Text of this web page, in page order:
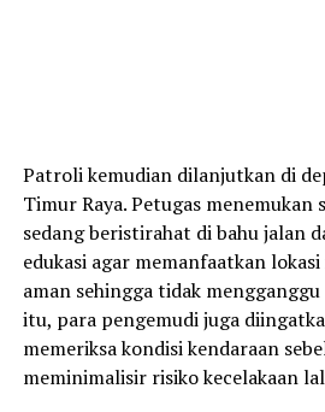
Patroli kemudian dilanjutkan di
Timur Raya. Petugas menemukan
sedang beristirahat di bahu jalan
edukasi agar memanfaatkan
aman sehingga tidak
itu, para pengemudi juga
memeriksa kondisi kendaraan
meminimalisir risiko kecelakaan